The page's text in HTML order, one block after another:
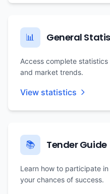
📊 General
Access complete
and market trends.
View statistics
📚 Tender Guide
Learn how to participate
your chances of success.